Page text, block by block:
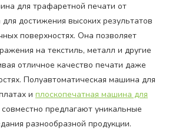
для трафаретной печати от
для достижения высоких результатов
поверхностях. Она позволяет
на текстиль, металл и другие
отличное качество печати даже
Полуавтоматическая машина для
и плоскопечатная машина для
совместно предлагают уникальные
разнообразной продукции.